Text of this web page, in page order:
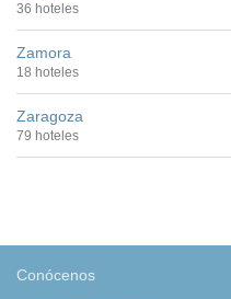
36 hoteles
Zamora
18 hoteles
Zaragoza
79 hoteles
Conócenos